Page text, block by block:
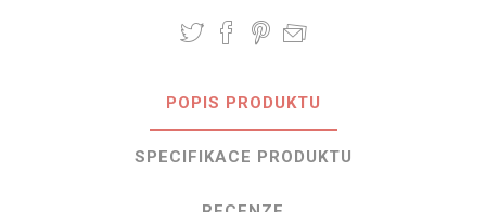
POPIS PRODUKTU
SPECIFIKACE PRODUKTU